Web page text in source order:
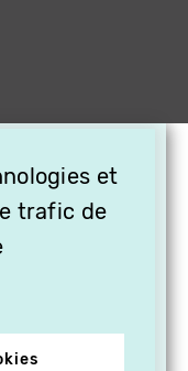
et
trafic de
EN
VOS
!